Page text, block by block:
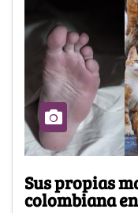
Sus propias
colombiana